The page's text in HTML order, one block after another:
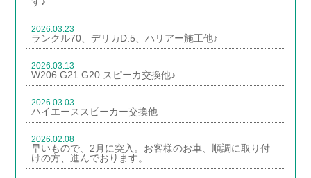
2026.03.23
ランクル70、デリカD:5、ハリアー施工他♪
2026.03.13
W206 G21 G20 スピーカ交換他♪
2026.03.03
ハイエーススピーカー交換他
2026.02.08
早いもので、2月に突入。お客様のお車、順調に取り付
けの方、進んでおります。